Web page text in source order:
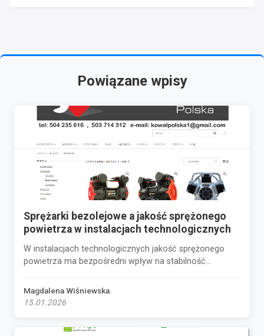
Powiązane wpisy
Sprężarki bezolejowe a jakość sprężonego
powietrza w instalacjach technologicznych
W instalacjach technologicznych jakość sprężonego
powietrza ma bezpośredni wpływ na stabilność...
Magdalena Wiśniewska
15.01.2026